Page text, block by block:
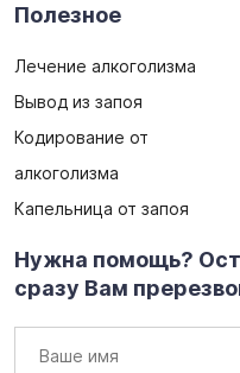
Полезное
Лечение алкоголизма
Вывод из запоя
Кодирование от
алкоголизма
Капельница от запоя
Нужна помощь?
сразу Вам